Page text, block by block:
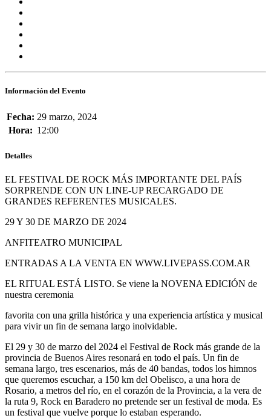
Información del Evento
Fecha: 29 marzo, 2024
Hora: 12:00
Detalles
EL FESTIVAL DE ROCK MÁS IMPORTANTE DEL PAÍS
SORPRENDE CON UN LINE-UP RECARGADO DE
GRANDES REFERENTES MUSICALES.
29 Y 30 DE MARZO DE 2024
ANFITEATRO MUNICIPAL
ENTRADAS A LA VENTA EN WWW.LIVEPASS.COM.AR
EL RITUAL ESTÁ LISTO. Se viene la NOVENA EDICIÓN de
nuestra ceremonia
favorita con una grilla histórica y una experiencia artística y musical
para vivir un fin de semana largo inolvidable.
El 29 y 30 de marzo del 2024 el Festival de Rock más grande de la
provincia de Buenos Aires resonará en todo el país. Un fin de
semana largo, tres escenarios, más de 40 bandas, todos los himnos
que queremos escuchar, a 150 km del Obelisco, a una hora de
Rosario, a metros del río, en el corazón de la Provincia, a la vera de
la ruta 9, Rock en Baradero no pretende ser un festival de moda. Es
un festival que vuelve porque lo estaban esperando.